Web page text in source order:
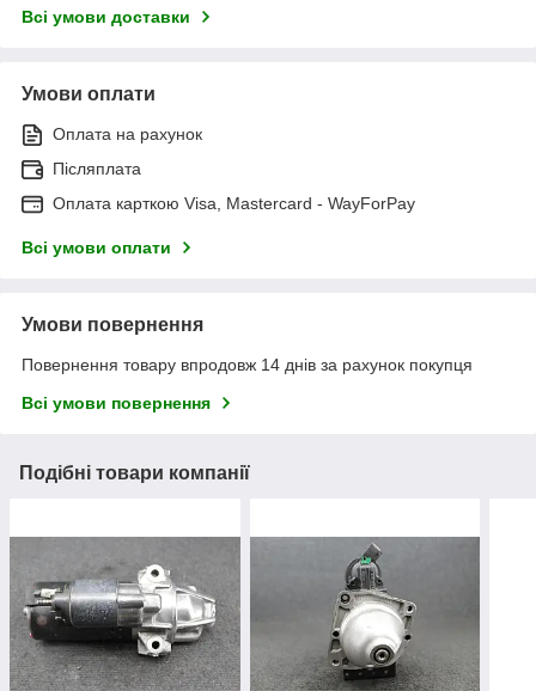
Всі умови доставки
Умови оплати
Оплата на рахунок
Післяплата
Оплата карткою Visa, Mastercard - WayForPay
Всі умови оплати
Умови повернення
Повернення товару впродовж 14 днів за рахунок покупця
Всі умови повернення
Подібні товари компанії